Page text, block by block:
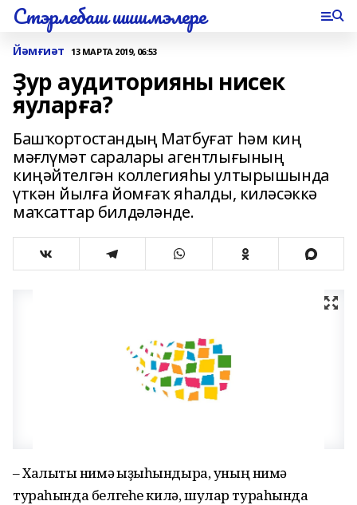
Стэрлебаш шишмэлере
Йәмғиәт 13 МАРТА 2019, 06:53
Ҙур аудиторияны нисек
яуларға?
Башҡортостандың Матбуғат һәм киң
мәғлүмәт саралары агентлығының
киңәйтелгән коллегияһы ултырышында
үткән йылға йомғаҡ яһалды, киләсәккә
маҡсаттар билдәләнде.
– Халыҡты нимә ҡыҙыҡһындыра, уның нимә
тураһында белгеһе килә, шулар тураһында